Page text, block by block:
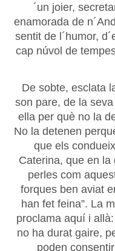
´un joier,
enamorada de
sentit de l´humor,
cap núvol de
De sobte, esclata
son pare, de la
ella per què no la
No la detenen
que els
Caterina, que en
perles com
forques ben aviat
han fet feina”. La
proclama aquí i
no ha durat gaire,
poden